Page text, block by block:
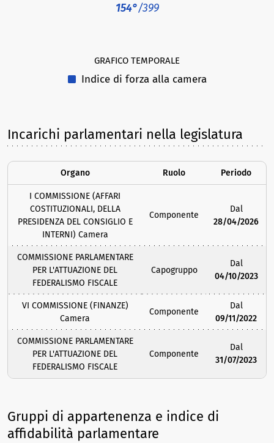
154°/399
GRAFICO TEMPORALE
Indice di forza alla camera
Incarichi parlamentari nella legislatura
Organo Ruolo Periodo
I COMMISSIONE (AFFARI
COSTITUZIONALI, DELLA
PRESIDENZA DEL CONSIGLIO E
INTERNI) Camera
Componente
Dal
28/04/2026
COMMISSIONE PARLAMENTARE
PER L'ATTUAZIONE DEL
FEDERALISMO FISCALE
Capogruppo
Dal
04/10/2023
VI COMMISSIONE (FINANZE)
Camera
Componente
Dal
09/11/2022
COMMISSIONE PARLAMENTARE
PER L'ATTUAZIONE DEL
FEDERALISMO FISCALE
Componente
Dal
31/07/2023
Gruppi di appartenenza e indice di
affidabilità parlamentare